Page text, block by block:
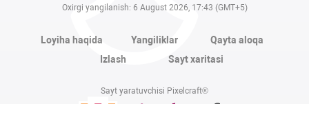
Oxirgi yangilanish: 6 August 2026, 17:43 (GMT+5)
Loyiha haqida Yangiliklar
Qayta aloqa
Izlash
Sayt xaritasi
Sayt yaratuvchisi Pixelcraft®